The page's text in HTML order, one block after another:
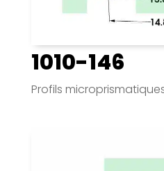
1010-146
Profils